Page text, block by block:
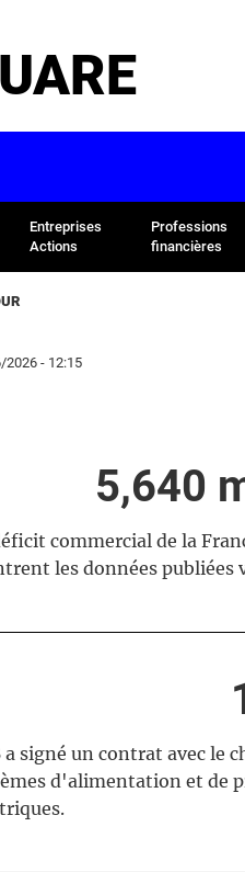
Entreprises
Actions
Professions
financières
2026 - 12:15
5,640
commercial de la
les données publiées
a signé un contrat avec le
d'alimentation et de